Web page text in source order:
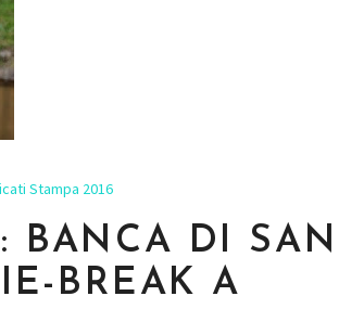
Stampa 2016
BANCA DI SAN
BREAK A